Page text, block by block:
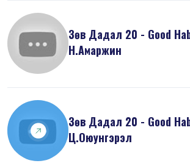
Зөв Дадал 20 - Good
Н.Амаржин
Зөв Дадал 20 - Good
Ц.Оюунгэрэл